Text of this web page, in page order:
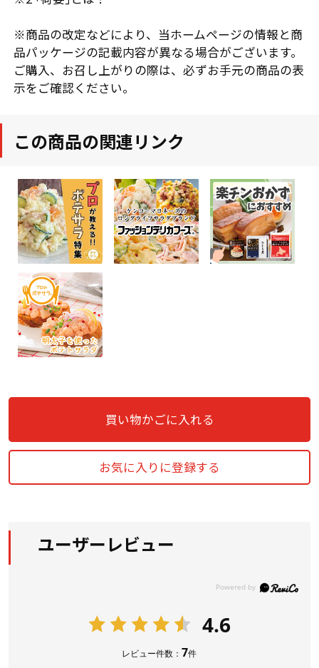
※商品の改定などにより、当ホームページの情報と商
品パッケージの記載内容が異なる場合がございます。
ご購入、お召し上がりの際は、必ずお手元の商品の表
示をご確認ください。
この商品の関連リンク
買い物かごに入れる
お気に入りに登録する
ユーザーレビュー
4.6
レビュー件数：7件